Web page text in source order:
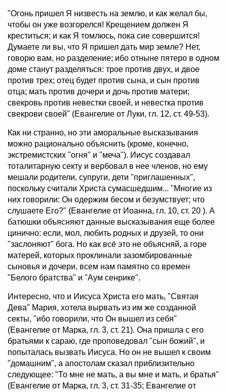
"Огонь пришел Я низвесть на землю, и как желал бы,
чтобы он уже возгорелся! Крещением должен Я
креститься; и как Я томлюсь, пока сие совершится!
Думаете ли вы, что Я пришел дать мир земле? Нет,
говорю вам, но разделение; ибо отныне пятеро в одном
доме станут разделяться: трое против двух, и двое
против трех; отец будет против сына, и сын против
отца; мать против дочери и дочь против матери;
свекровь против невестки своей, и невестка против
свекрови своей" (Евангелие от Луки, гл. 12, ст. 49-53).
Как ни странно, но эти аморальные высказывания
можно рационально объяснить (кроме, конечно,
экстремистских "огня" и "меча"). Иисус создавал
тоталитарную секту и вербовал в нее членов, но ему
мешали родители, супруги, дети "приглашенных",
поскольку считали Христа сумасшедшим... "Многие из
них говорили: Он одержим бесом и безумствует; что
слушаете Его?" (Евангелие от Иоанна, гл. 10, ст. 20 ). А
батюшки объясняют данные высказывания еще более
цинично: если, мол, любить родных и друзей, то они
"заслоняют" бога. Но как всё это не объясняй, а горе
матерей, которых проклинали зазомбированные
сыновья и дочери, всем нам памятно со времен
"Белого братства" и "Аум сенрике".
Интересно, что и Иисуса Христа его мать, "Святая
Дева" Мария, хотела вырвать из им же созданной
секты, "ибо говорили, что Он вышел из себя"
(Евангелие от Марка, гл. 3, ст. 21). Она пришла с его
братьями к сараю, где проповедовал "сын божий", и
попыталась вызвать Иисуса. Но он не вышел к своим
"домашним", а апостолам сказал приблизительно
следующее: "То мне не мать, а вы мне и мать, и братья"
(Евангелие от Марка, гл. 3, ст. 31-35; Евангелие от